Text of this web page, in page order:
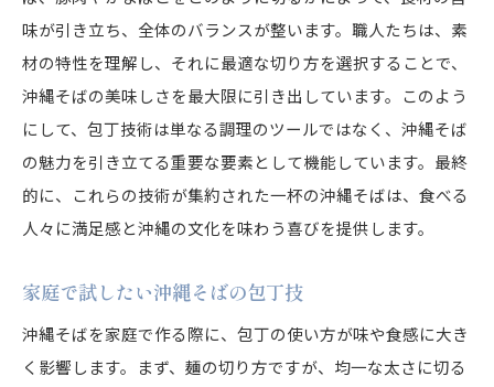
味が引き立ち、全体のバランスが整います。職人たちは、素
材の特性を理解し、それに最適な切り方を選択することで、
沖縄そばの美味しさを最大限に引き出しています。このよう
にして、包丁技術は単なる調理のツールではなく、沖縄そば
の魅力を引き立てる重要な要素として機能しています。最終
的に、これらの技術が集約された一杯の沖縄そばは、食べる
人々に満足感と沖縄の文化を味わう喜びを提供します。
家庭で試したい沖縄そばの包丁技
沖縄そばを家庭で作る際に、包丁の使い方が味や食感に大き
く影響します。まず、麺の切り方ですが、均一な太さに切る